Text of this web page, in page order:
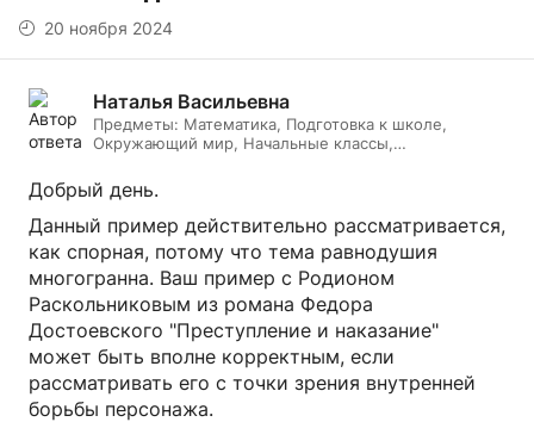
20 ноября 2024
Наталья Васильевна
Предметы: Математика, Подготовка к школе,
Окружающий мир, Начальные классы,
Добрый день.
Данный пример действительно рассматривается,
как спорная, потому что тема равнодушия
многогранна. Ваш пример с Родионом
Раскольниковым из романа Федора
Достоевского "Преступление и наказание"
может быть вполне корректным, если
рассматривать его с точки зрения внутренней
борьбы персонажа.